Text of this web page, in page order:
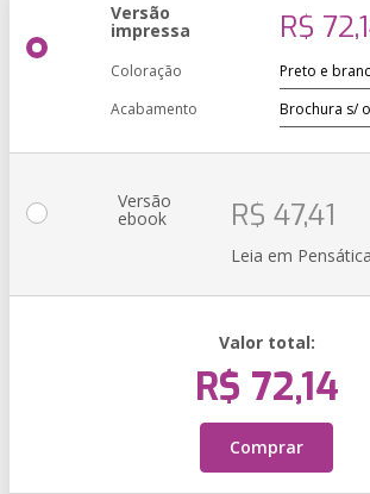
Versão
impressa R$
Coloração
Acabamento
Versão
ebook R$ 47,41
Leia em Pensática
Valor total:
R$ 72,14
Comprar